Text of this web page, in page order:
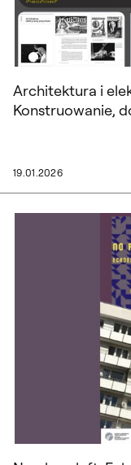
Architektura i
Konstruowanie,
19.01.2026
No place